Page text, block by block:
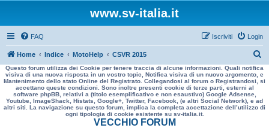
www.sv-italia.it
FAQ Login
Iscriviti
Home Indice MotoHelp CSVR 2015
e
r
a
Questo forum utilizza dei Cookie per tenere traccia di alcune informazioni. Quali notifica
visiva di una nuova risposta in un vostro topic, Notifica visiva di un nuovo argomento, e
Mantenimento dello stato Online del Registrato. Collegandosi al forum o Registrandosi, si
accettano queste condizioni. Sono inoltre presenti cookie di terze parti, esterni al
software phpBB, relativi a (titolo esemplificativo e non esaustivo) Google Adsense,
Youtube, ImageShack, Histats, Google+, Twitter, Facebook, (e altri Social Network), e ad
altri siti. La navigazione su questo forum, implica la completa accettazione dell’utilizzo di
ogni tipologia di cookie esistente su sv-italia.it.
VECCHIO FORUM